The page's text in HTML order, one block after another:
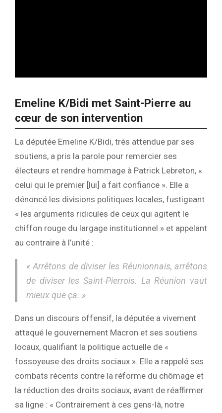
Emeline K/Bidi met Saint-Pierre au
cœur de son intervention
La députée Emeline K/Bidi, très attendue par ses
soutiens, a pris la parole pour remercier ses
électeurs et rendre hommage à Patrick Lebreton, «
celui qui le premier [lui] a fait confiance ». Elle a
dénoncé les divisions politiques locales, fustigeant
« les arguments ridicules de ceux qui agitent le
chiffon rouge du largage institutionnel » et appelant
au contraire à l’unité :
« Arrêtons de diviser les Réunionnais, arrêtons
de diviser les Saint-Pierrois. La Réunion vaut
mieux que ça. »
Dans un discours offensif, la députée a vivement
attaqué le gouvernement Macron et ses soutiens
locaux, qualifiant la politique actuelle de «
fossoyeuse des droits sociaux ». Elle a rappelé ses
combats récents contre la réforme du chômage et
la réduction des droits sociaux, avant de réaffirmer
sa ligne : « Contrairement à ces gens-là, notre